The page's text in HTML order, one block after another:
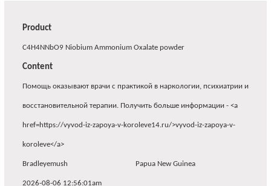
Product
C4H4NNbO9 Niobium Ammonium Oxalate powder
Content
Помощь оказывают врачи с практикой в наркологии, психиатрии и
восстановительной терапии. Получить больше информации - <a
href=https://vyvod-iz-zapoya-v-koroleve14.ru/>vyvod-iz-zapoya-v-
koroleve</a>
Bradleyemush Papua New Guinea
2026-08-06 12:56:01am